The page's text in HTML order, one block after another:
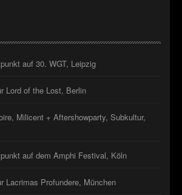
auf 30. WGT, Leipzig
Lord of the Lost, Berlin
Milicent + Aftershowparty, Subkultur,
auf dem Amphi Festival, Köln
Lacrimas Profundere, München